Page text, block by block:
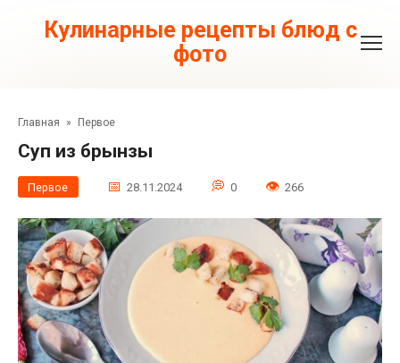
контентуКулинарные рецепты блюд с
фото
Главная » Первое
Суп из брынзы
Первое 28.11.2024 0 266